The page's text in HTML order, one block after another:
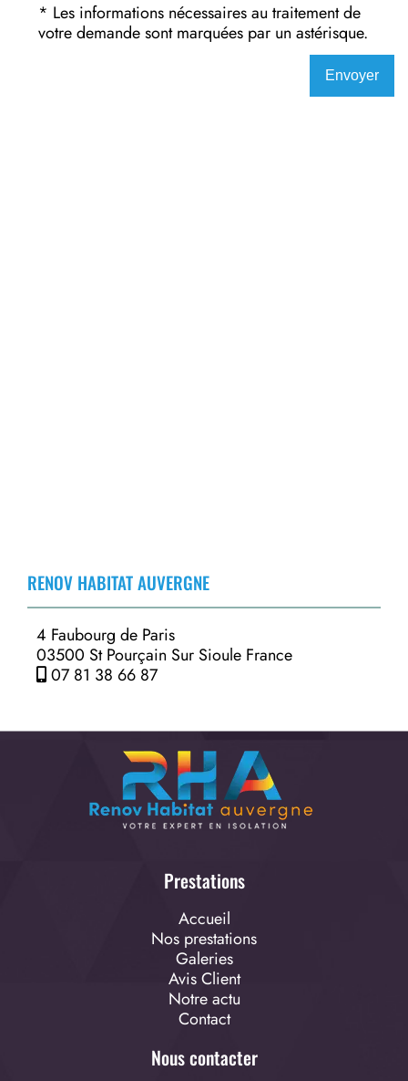
* Les informations nécessaires au traitement de
votre demande sont marquées par un astérisque.
Envoyer
RENOV HABITAT AUVERGNE
4 Faubourg de Paris
03500 St Pourçain Sur Sioule France
07 81 38 66 87
Prestations
Accueil
Nos prestations
Galeries
Avis Client
Notre actu
Contact
Nous contacter